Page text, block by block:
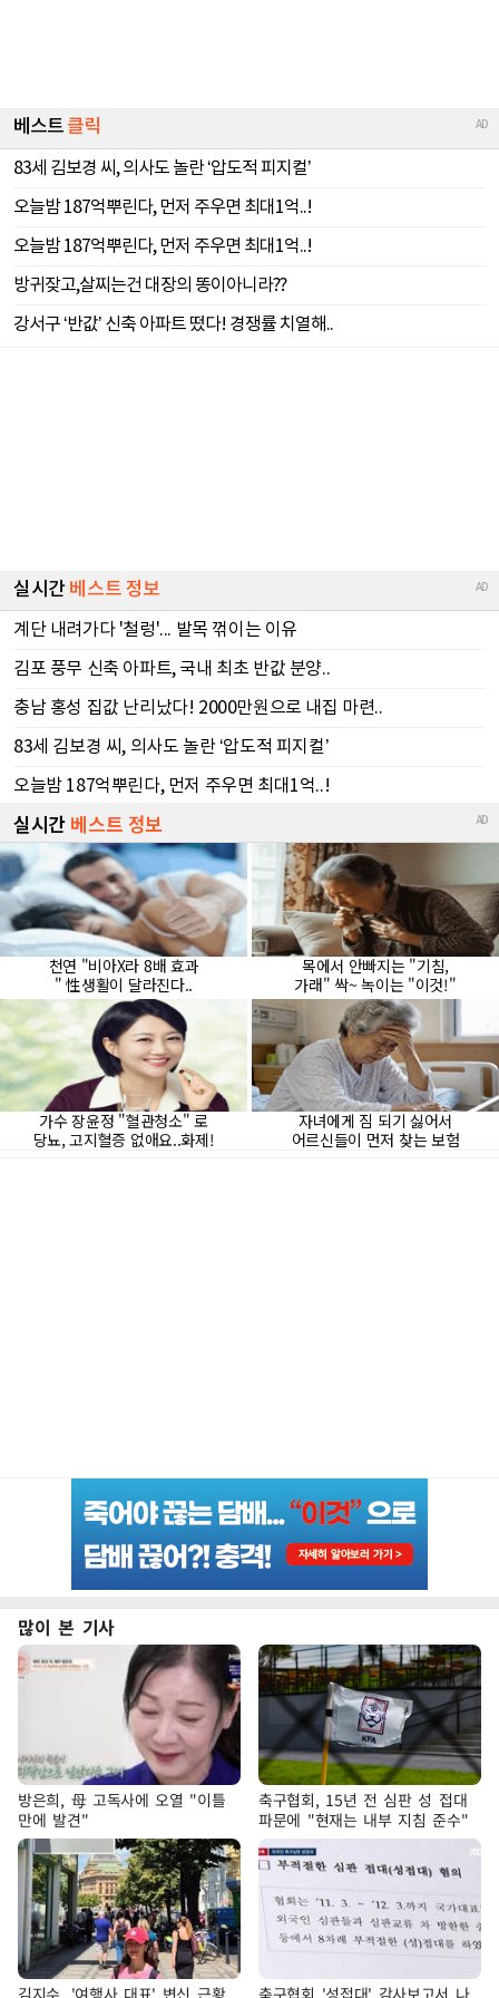
많이 본 기사
방은희, 母 고독사에 오열 "이틀
만에 발견"
축구협회, 15년 전 심판 성 접대
파문에 "현재는 내부 지침 준수"
김지수, '여행사 대표' 변신 근황 축구협회 '성접대' 감사보고서 나